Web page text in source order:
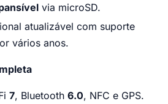
via microSD.
atualizável com suporte
vários anos.
7, Bluetooth 6.0, NFC e GPS.